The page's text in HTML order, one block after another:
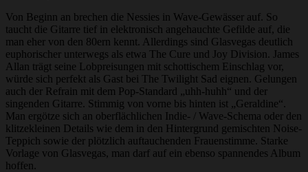
Von Beginn an brechen die Nessies in Wave-Gewässer auf. So
taucht die Gitarre tief in elektronisch angehauchte Gefilde auf, die
man eher von den 80ern kennt. Allerdings sind Glasvegas deutlich
euphorischer unterwegs als etwa The Cure und Joy Division. James
Allan trägt seine Lobpreisungen mit schottischem Einschlag vor,
würde sich perfekt als Gast bei The Twilight Sad eignen. Gelungen
auch der Refrain mit dem Pop-Standard „uhh-huhh“ und der
singenden Gitarre. Stimmig von vorne bis hinten ist „Geraldine“.
Man ergötze sich an oberflächlichen Indie- / Wave-Schema oder den
klitzekleinen Details wie dem in den Hintergrund gemischten Noise-
Teppich sowie der plötzlich auftauchenden Frauenstimme. Starke
Vorlage von Glasvegas, man darf auf ein ebenso spannendes Album
hoffen.